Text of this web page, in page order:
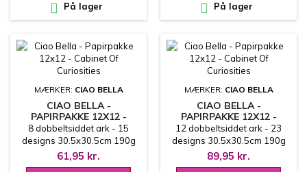
 På lager  På lager
MÆRKER: CIAO BELLA
CIAO BELLA -
PAPIRPAKKE 12X12 -
CABINET OF CURIOSITIES
8 dobbeltsiddet ark - 15
designs 30.5x30.5cm 190g
61,95 kr.
MÆRKER: CIAO BELLA
CIAO BELLA -
PAPIRPAKKE 12X12 -
CABINET OF CURIOSITIES
12 dobbeltsiddet ark - 23
designs 30.5x30.5cm 190g
89,95 kr.